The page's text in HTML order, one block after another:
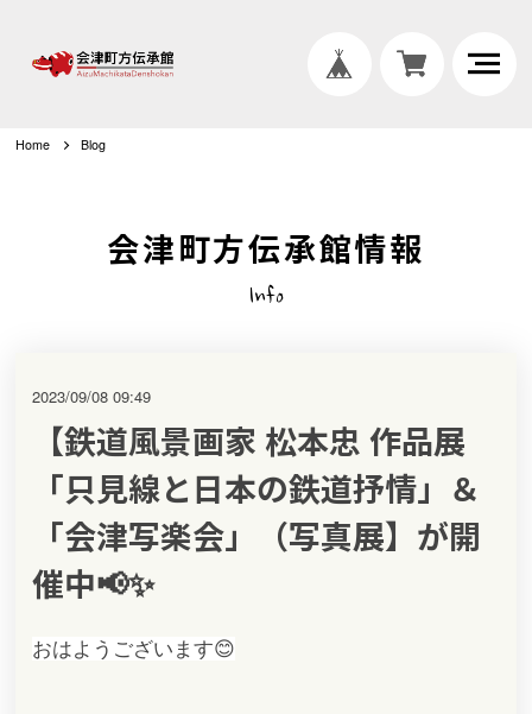
Home Blog
会津町方伝承館情報
Info
【鉄道風景画家 松本忠 作品展
「只見線と日本の鉄道抒情」＆
「会津写楽会」（写真展】が開
催中📢✨
2023/09/08 09:49
おはようございます😊